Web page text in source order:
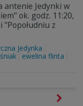
antenie Jedynki w
ok. godz. 11:20,
"Popołudniu z
Jedynka
ewelina flinta